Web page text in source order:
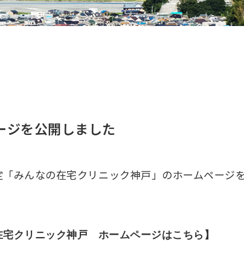
ジを公開しました
みんなの在宅クリニック神戸」のホームページ
宅クリニック神戸 ホームページはこちら】